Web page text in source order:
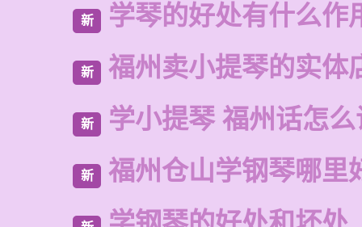
新 学琴的好处有什么作
新 福州卖小提琴的实体
新 学小提琴 福州话怎
新 福州仓山学钢琴哪里